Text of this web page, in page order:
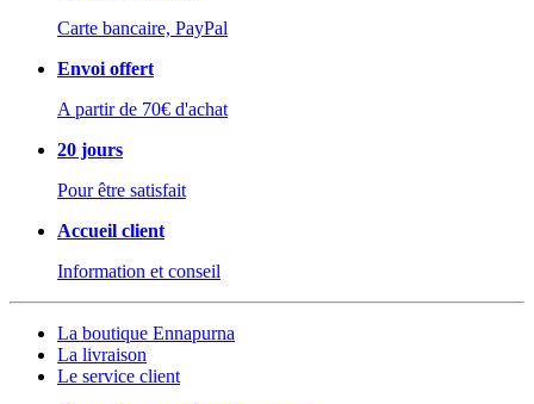
Carte bancaire, PayPal
Envoi offert
A partir de 70€ d'achat
20 jours
Pour être satisfait
Accueil client
Information et conseil
La boutique Ennapurna
La livraison
Le service client